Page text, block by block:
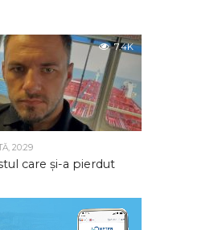
7.4K
20:29
care și-a pierdut